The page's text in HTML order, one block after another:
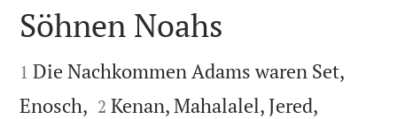

Söhnen Noahs

1 Die Nachkommen Adams waren Set,
Enosch, 

2 Kenan, Mahalalel, Jered,